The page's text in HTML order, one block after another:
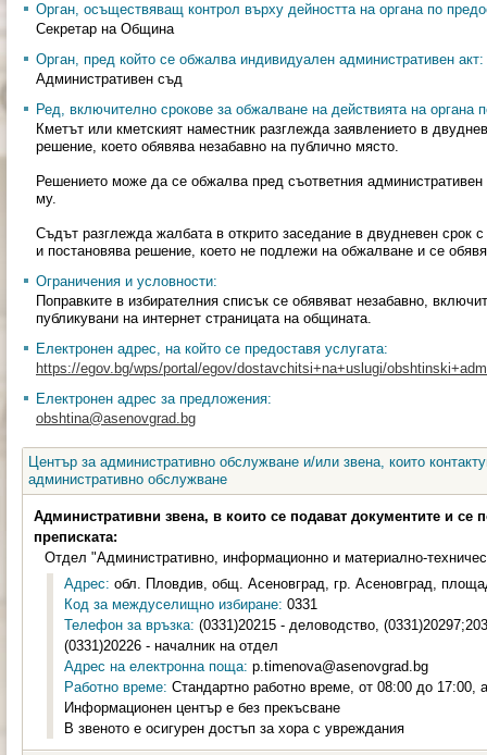
Орган, осъществяващ контрол върху дейността на органа по
Секретар на Община
Орган, пред който се обжалва индивидуален административен акт:
Административен съд
Ред, включително срокове за обжалване на действията на органа
Кметът или кметският наместник разглежда заявлението в
решение, което обявява незабавно на публично място.
Решението може да се обжалва пред съответния
му.
Съдът разглежда жалбата в открито заседание в двудневен срок
и постановява решение, което не подлежи на обжалване и се
Ограничения и условности:
Поправките в избирателния списък се обявяват незабавно,
публикувани на интернет страницата на общината.
Електронен адрес, на който се предоставя услугата:
https://egov.bg/wps/portal/egov/dostavchitsi+na+uslugi/
Електронен адрес за предложения:
obshtina@asenovgrad.bg
Център за административно обслужване и/или звена, които
административно обслужване
Административни звена, в които се подават документите и се
преписката:
Отдел "Административно, информационно и материално-
Адрес: обл. Пловдив, общ. Асеновград, гр. Асеновград,
Код за междуселищно избиране: 0331
Телефон за връзка: (0331)20215 - деловодство,
(0331)20226 - началник на отдел
Адрес на електронна поща: p.timenova@asenovgrad.bg
Работно време: Стандартно работно време, от 08:00 до 17:00,
Информационен център е без прекъсване
В звеното е осигурен достъп за хора с увреждания